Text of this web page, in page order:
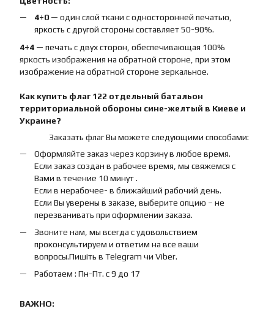
4+0 — один слой ткани с односторонней печатью,
яркость с другой стороны составляет 50-90%.
4+4 — печать с двух сторон, обеспечивающая 100%
яркость изображения на обратной стороне, при этом
изображение на обратной стороне зеркальное.
Как купить флаг 122 отдельный батальон
территориальной обороны сине-желтый в Киеве и
Украине?
Заказать флаг Вы можете следующими способами:
Оформляйте заказ через корзину в любое время.
Если заказ создан в рабочее время, мы свяжемся с
Вами в течение 10 минут .
Если в нерабочее- в ближайший рабочий день.
Если Вы уверены в заказе, выберите опцию – не
перезванивать при оформлении заказа.
Звоните нам, мы всегда с удовольствием
проконсультируем и ответим на все ваши
вопросы.Пишіть в Telegram чи Viber.
Работаем : Пн-Пт. с 9 до 17
ВАЖНО: